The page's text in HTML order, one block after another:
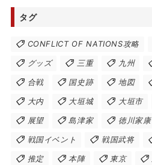
タグ
CONFLICT OF NATIONS攻略
グッズ 三重 九州
合戦 国史跡 地図
大内 大垣城 大垣市
展望 島津家 徳川家康
戦国イベント 戦国武将
推定 本陣 東京